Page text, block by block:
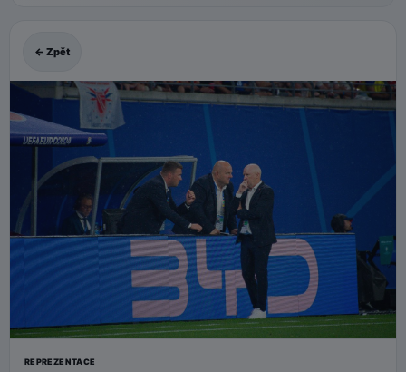
← Zpět
REPREZENTACE